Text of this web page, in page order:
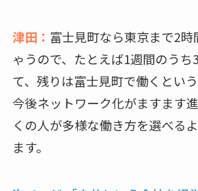
津田： 富士見町なら東京まで2時
ゃうので、たとえば1週間のうち
て、残りは富士見町で働くという
今後ネットワーク化がますます
くの人が多様な働き方を選べる
ます。